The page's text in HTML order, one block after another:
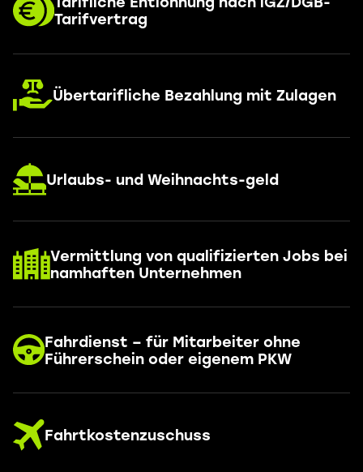
Tarifvertrag
Übertarifliche Bezahlung mit Zulagen
Urlaubs- und Weihnachts-geld
Vermittlung von qualifizierten Jobs bei
namhaften Unternehmen
Fahrdienst – für Mitarbeiter ohne
Führerschein oder eigenem PKW
Fahrtkostenzuschuss